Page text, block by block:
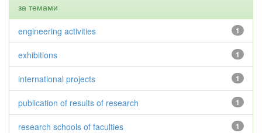
за темами
1
engineering activities
1
exhibitions
1
international projects
1
publication of results of research
1
research schools of faculties